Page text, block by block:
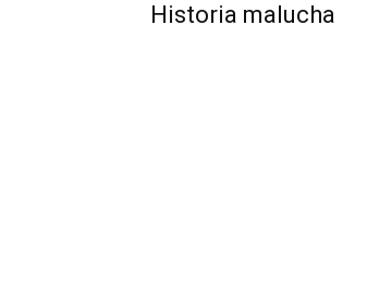
Historia malucha